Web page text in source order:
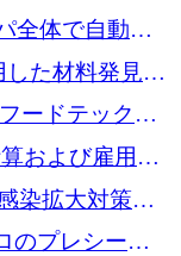
300 万ドルの
全体で自動電
万ドルを
した材料発見を
ユーロのベル
ードテックセ
中心に再構築
および雇用プ
に 1,740 万ド
染拡大対策に
のプレシード